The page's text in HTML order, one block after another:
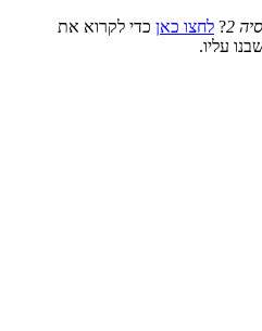
2
? לחצו כאן כדי לקרוא את
עליו.